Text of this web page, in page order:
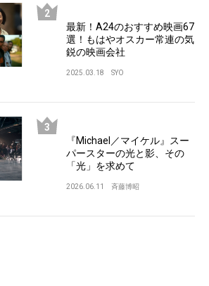
最新！A24のおすすめ映画67
選！もはやオスカー常連の気
鋭の映画会社
2025.03.18 SYO
『Michael／マイケル』スー
パースターの光と影、その
「光」を求めて
2026.06.11 斉藤博昭